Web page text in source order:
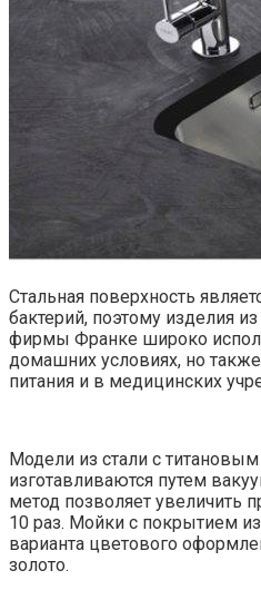
Стальная поверхность
бактерий, поэтому изделия
фирмы Франке широко
домашних условиях, но
питания и в медицинских
Модели из стали с
изготавливаются путем
метод позволяет увеличить
10 раз. Мойки с покрытием
варианта цветового
золото.